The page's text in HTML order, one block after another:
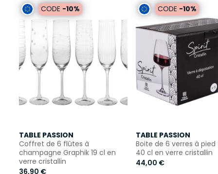
CODE -10%
TABLE PASSION
Coffret de 6 flûtes à
champagne Graphik 19 cl en
verre cristallin
36,90 €
CODE -10%
TABLE PASSION
Boite de 6 verres à pied
40 cl en verre cristallin
44,00 €